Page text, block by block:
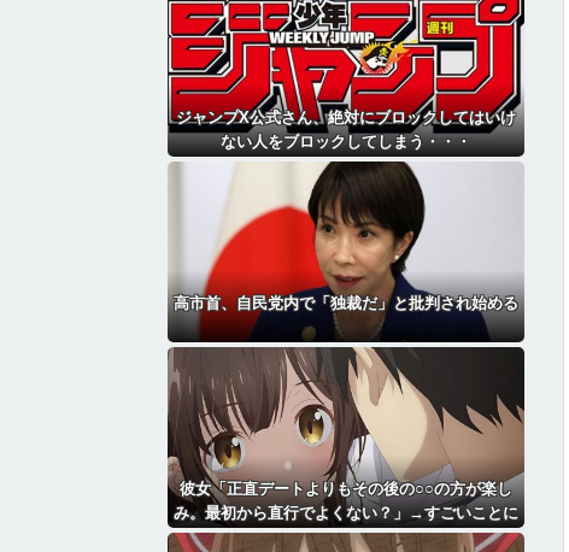
ジャンプX公式さん、絶対にブロックしてはいけ
ない人をブロックしてしまう・・・
高市首、自民党内で「独裁だ」と批判され始める
彼女「正直デートよりもその後の○○の方が楽し
み。最初から直行でよくない？」→すごいことに
なる・・・・・・